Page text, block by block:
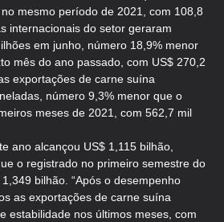
mesmo período de 2021, com 108,8
internacionais do setor geraram
em junho, número 18,9% menor
mês do ano passado, com US$ 270,2
exportações de carne suína
número 9,3% menor que o
meses de 2021, com 562,7 mil
ano alcançou US$ 1,115 bilhão,
o registrado no primeiro semestre do
bilhão. “Após o desempenho
as exportações de carne suína
estabilidade nos últimos meses, com